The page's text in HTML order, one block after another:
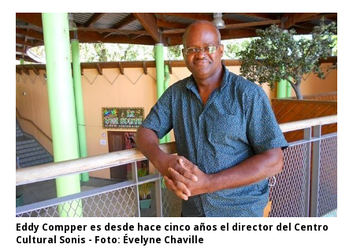
Eddy Compper es desde hace cinco años el director del Centro
Cultural Sonis - Foto: Évelyne Chaville